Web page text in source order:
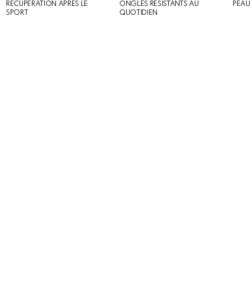
RÉCUPÉRATION APRÈS LE
SPORT
ONGLES RÉSISTANTS AU
QUOTIDIEN
PEAU